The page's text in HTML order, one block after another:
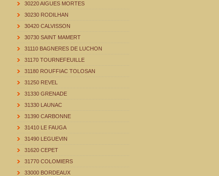
30220 AIGUES MORTES
30230 RODILHAN
30420 CALVISSON
30730 SAINT MAMERT
31110 BAGNERES DE LUCHON
31170 TOURNEFEUILLE
31180 ROUFFIAC TOLOSAN
31250 REVEL
31330 GRENADE
31330 LAUNAC
31390 CARBONNE
31410 LE FAUGA
31490 LEGUEVIN
31620 CEPET
31770 COLOMIERS
33000 BORDEAUX